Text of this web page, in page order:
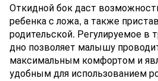
Откидной бок даст
ребенка с ложа, а также
родительской. Регулируемое в
дно позволяет малышу
максимальным комфортом и
удобным для использованием